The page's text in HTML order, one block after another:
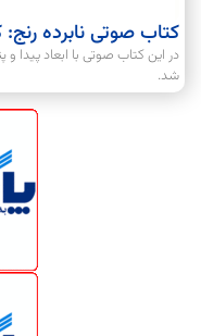
کتاب صوتی نابرده
در این کتاب صوتی با ابعاد پیدا
شد.